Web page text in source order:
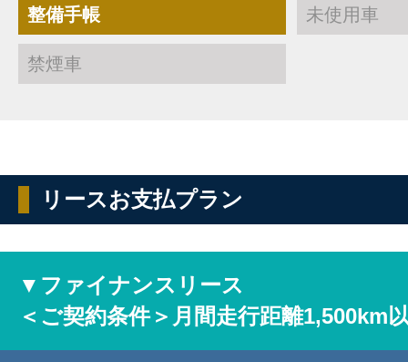
整備手帳 未使用車
禁煙車
リースお支払プラン
▼ファイナンスリース
＜ご契約条件＞月間走行距離1,500km